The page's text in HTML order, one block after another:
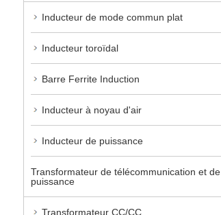
Inducteur de mode commun plat
Inducteur toroïdal
Barre Ferrite Induction
Inducteur à noyau d'air
Inducteur de puissance
Transformateur de télécommunication et de
puissance
Transformateur CC/CC